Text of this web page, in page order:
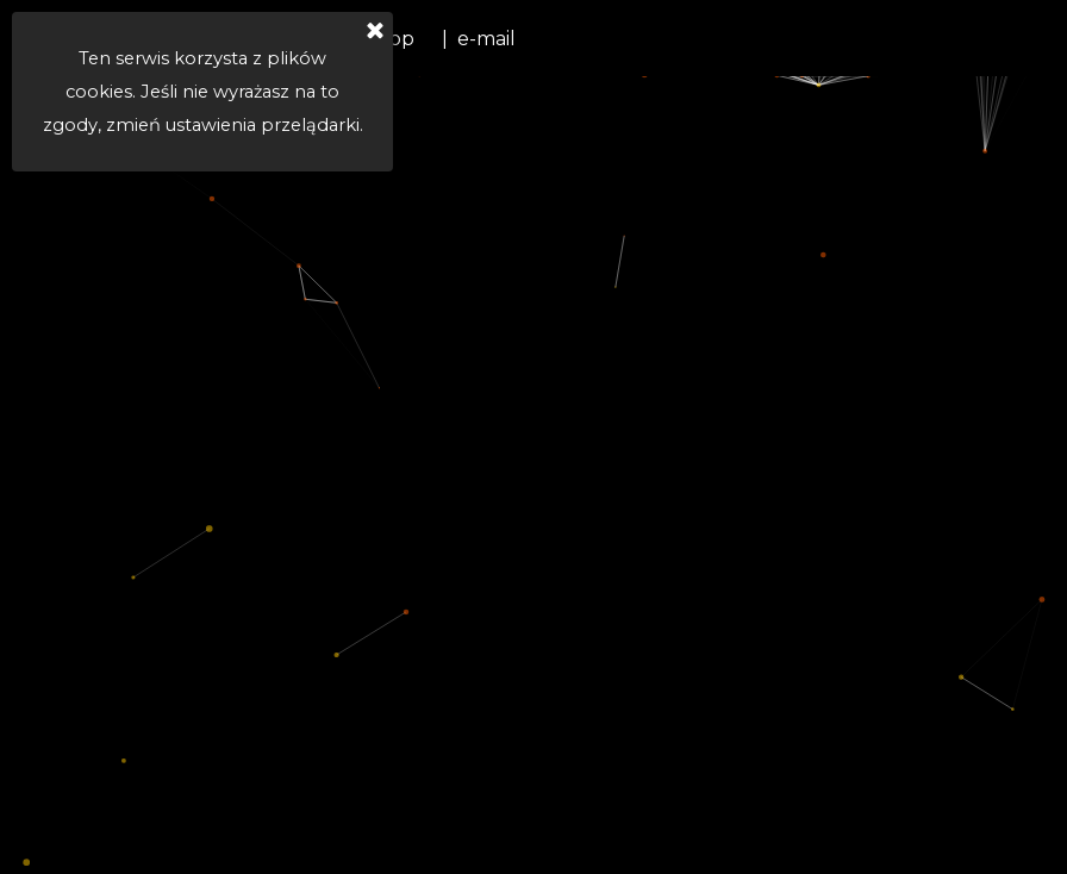
|  WhatsApp |  e-mail
Ten serwis korzysta z plików
cookies. Jeśli nie wyrażasz na to
zgody, zmień ustawienia przelądarki.